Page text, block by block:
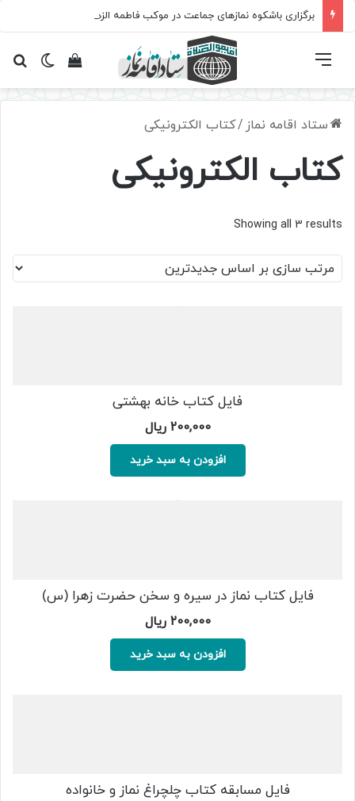
برگزاری باشکوه نمازهای جماعت در موکب فاطمه الزهرا (س)
تغییرمشاهده فهرست
ستاد اقامه نماز /کتاب الکترونیکی
کتاب الکترونیکی
Showing all 3 results
Sorted
by
latest
فایل کتاب خانه بهشتی
200,000 ریال
افزودن به سبد خرید
فایل کتاب نماز در سیره و سخن حضرت زهرا (س)
200,000 ریال
افزودن به سبد خرید
فایل مسابقه کتاب چلچراغ نماز و خانواده